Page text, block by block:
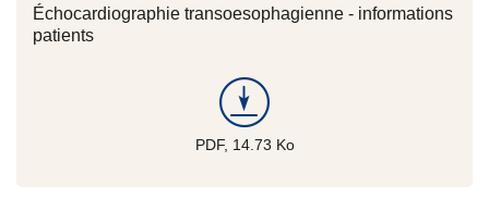
Échocardiographie transoesophagienne - informations
patients
PDF, 14.73 Ko